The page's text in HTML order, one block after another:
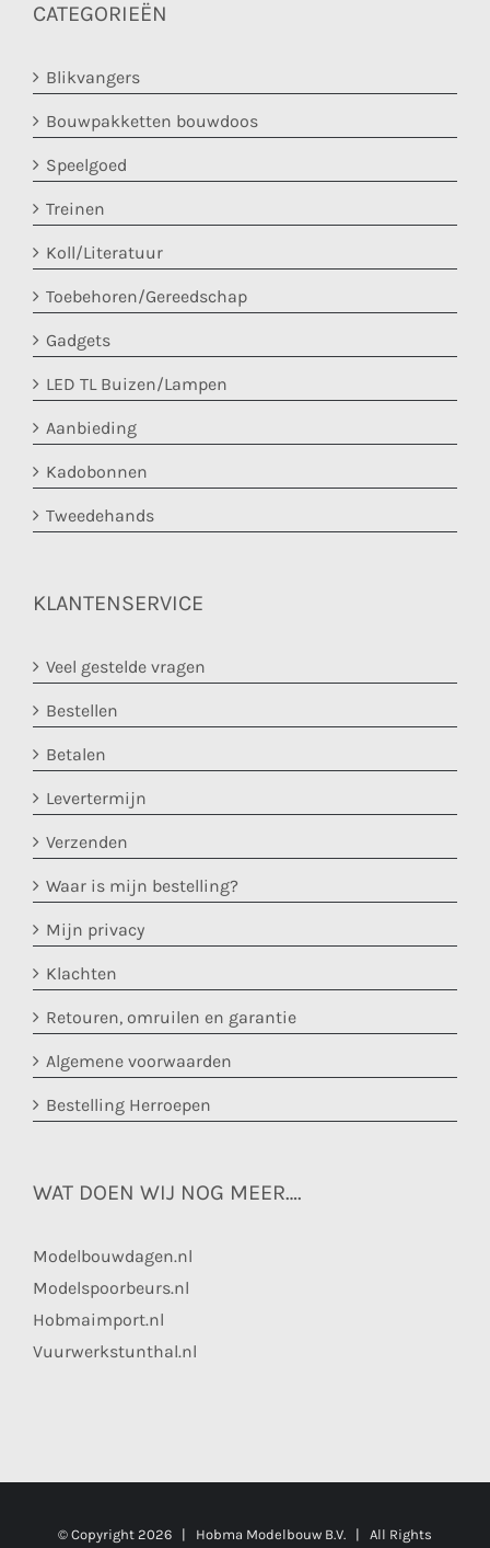
CATEGORIEËN
Blikvangers
Bouwpakketten bouwdoos
Speelgoed
Treinen
Koll/Literatuur
Toebehoren/Gereedschap
Gadgets
LED TL Buizen/Lampen
Aanbieding
Kadobonnen
Tweedehands
KLANTENSERVICE
Veel gestelde vragen
Bestellen
Betalen
Levertermijn
Verzenden
Waar is mijn bestelling?
Mijn privacy
Klachten
Retouren, omruilen en garantie
Algemene voorwaarden
Bestelling Herroepen
WAT DOEN WIJ NOG MEER….
Modelbouwdagen.nl
Modelspoorbeurs.nl
Hobmaimport.nl
Vuurwerkstunthal.nl
© Copyright 2026 | Hobma Modelbouw B.V. | All Rights